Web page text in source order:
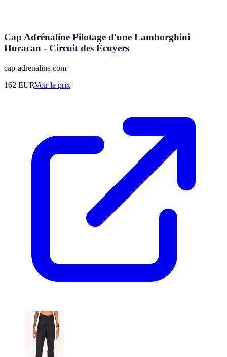
Cap Adrénaline Pilotage d'une Lamborghini
Huracan - Circuit des Écuyers
cap-adrenaline.com
162 EURVoir le prix